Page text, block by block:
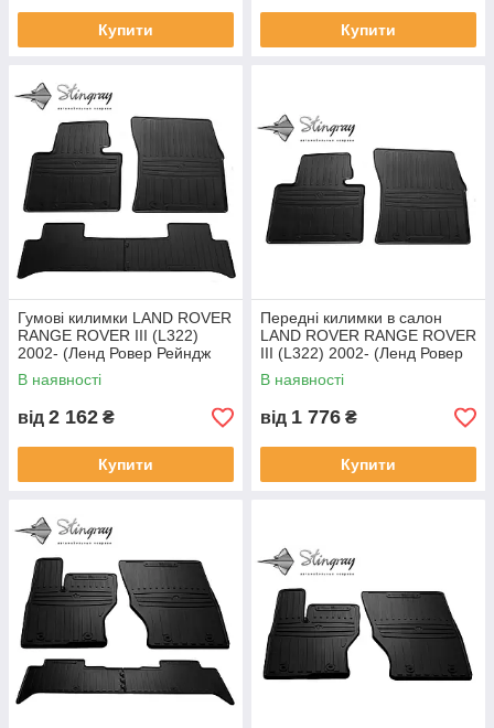
Купити Купити
Гумові килимки LAND ROVER
RANGE ROVER III (L322)
2002- (Ленд Ровер Рейндж
Ровер) кількість 4 штуки
В наявності
від 2 162 ₴
Купити
Передні килимки в салон
LAND ROVER RANGE ROVER
III (L322) 2002- (Ленд Ровер
Рейндж Ровер) кількість 2
штуки
В наявності
від 1 776 ₴
Купити